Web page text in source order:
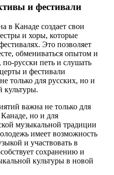
и фестивали
в Канаде создает свои
и хоры, которые
Это позволяет
обмениваться опытом и
по-русски петь и слушать
и фестивали
только для русских, но и
культуры.
важна не только для
но и для
музыкальной традиции
имеет возможность
и участвовать в
сохранению и
культуры в новой